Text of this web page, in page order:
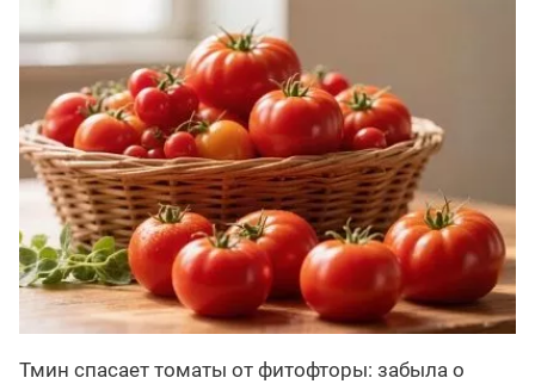
Тмин спасает томаты от фитофторы: забыла о